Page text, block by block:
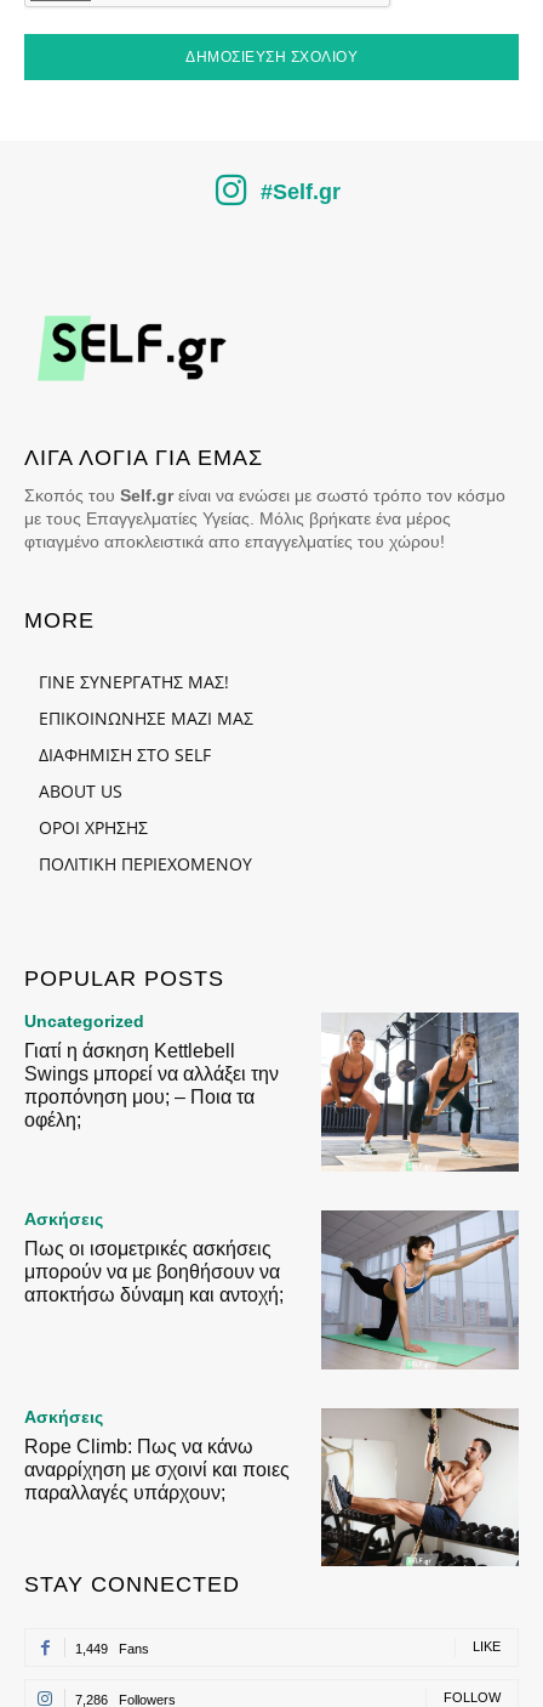
#Self.gr
ΛΙΓΑ ΛΟΓΙΑ ΓΙΑ ΕΜΑΣ
Σκοπός του Self.grείναι να ενώσει με σωστό τρόπο τον κόσμο
με τους Επαγγελματίες Υγείας. Μόλις βρήκατε ένα μέρος
φτιαγμένο αποκλειστικά απο επαγγελματίες του χώρου!
MORE
ΓΙΝΕ ΣΥΝΕΡΓΑΤΗΣ ΜΑΣ!
ΕΠΙΚΟΙΝΩΝΗΣΕ ΜΑΖΙ ΜΑΣ
ΔΙΑΦΗΜΙΣΗ ΣΤΟ SELF
ABOUT US
ΟΡΟΙ ΧΡΗΣΗΣ
ΠΟΛΙΤΙΚΗ ΠΕΡΙΕΧΟΜΕΝΟΥ
POPULAR POSTS
Uncategorized
Γιατί η άσκηση Kettlebell
Swings μπορεί να αλλάξει την
προπόνηση μου; – Ποια τα
οφέλη;
Ασκήσεις
Πως οι ισομετρικές ασκήσεις
μπορούν να με βοηθήσουν να
αποκτήσω δύναμη και αντοχή;
Ασκήσεις
Rope Climb: Πως να κάνω
αναρρίχηση με σχοινί και ποιες
παραλλαγές υπάρχουν;
STAY CONNECTED
1,449 Fans LIKE
7,286 Followers FOLLOW